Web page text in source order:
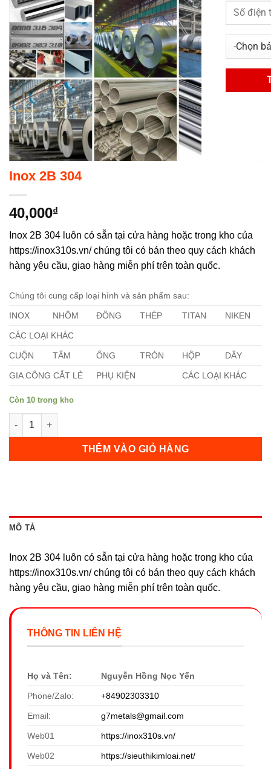
Inox 2B 304
40,000₫
Inox 2B 304 luôn có sẵn tại cửa hàng hoặc trong kho của
https://inox310s.vn/ chúng tôi có bán theo quy cách khách
hàng yêu cầu, giao hàng miễn phí trên toàn quốc.
Chúng tôi cung cấp loại hình và sản phẩm sau:
INOX NHÔM ĐỒNG THÉP TITAN NIKEN
CÁC LOẠI KHÁC
CUỘN TẤM ỐNG TRÒN HỘP DÂY
GIA CÔNG CẮT LẺ PHỤ KIỆN CÁC LOẠI KHÁC
Còn 10 trong kho
Inox 2B 304 số lượng
THÊM VÀO GIỎ HÀNG
MÔ TẢ
Inox 2B 304 luôn có sẵn tại cửa hàng hoặc trong kho của
https://inox310s.vn/ chúng tôi có bán theo quy cách khách
hàng yêu cầu, giao hàng miễn phí trên toàn quốc.
THÔNG TIN LIÊN HỆ
Họ và Tên: Nguyễn Hồng Nọc Yến
Phone/Zalo: +84902303310
Email: g7metals@gmail.com
Web01 https://inox310s.vn/
Web02 https://sieuthikimloai.net/